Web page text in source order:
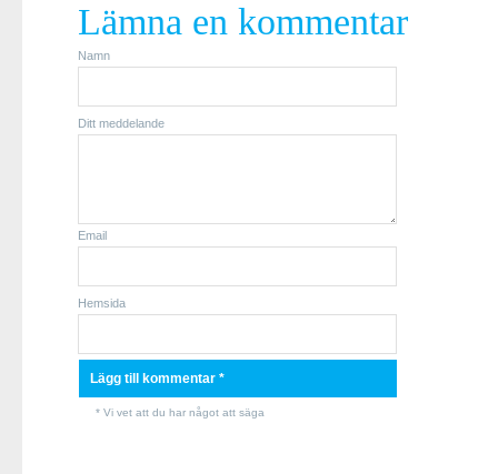
Lämna en kommentar
Namn
Ditt meddelande
Email
Hemsida
* Vi vet att du har något att säga